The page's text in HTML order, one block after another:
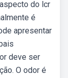
do lcr
é
apresentar
deve ser
O odor é